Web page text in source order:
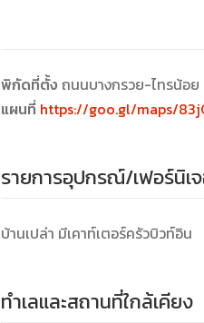
พิกัดที่ตั้ง ถนนบางกรวย-ไทรน้อ
แผนที่ https://goo.gl/maps/
รายการอุปกรณ์/เฟอร์นิเ
บ้านเปล่า มีเคาท์เตอร์ครัวบิวท์อิน
ทำเลและสถานที่ใกล้เคียง